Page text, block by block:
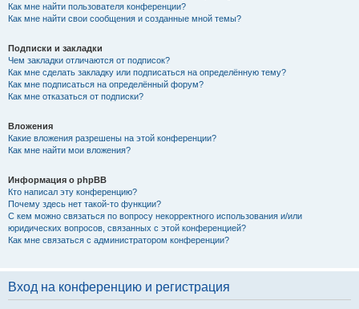
Как мне найти пользователя конференции?
Как мне найти свои сообщения и созданные мной темы?
Подписки и закладки
Чем закладки отличаются от подписок?
Как мне сделать закладку или подписаться на определённую тему?
Как мне подписаться на определённый форум?
Как мне отказаться от подписки?
Вложения
Какие вложения разрешены на этой конференции?
Как мне найти мои вложения?
Информация о phpBB
Кто написал эту конференцию?
Почему здесь нет такой-то функции?
С кем можно связаться по вопросу некорректного использования и/или
юридических вопросов, связанных с этой конференцией?
Как мне связаться с администратором конференции?
Вход на конференцию и регистрация